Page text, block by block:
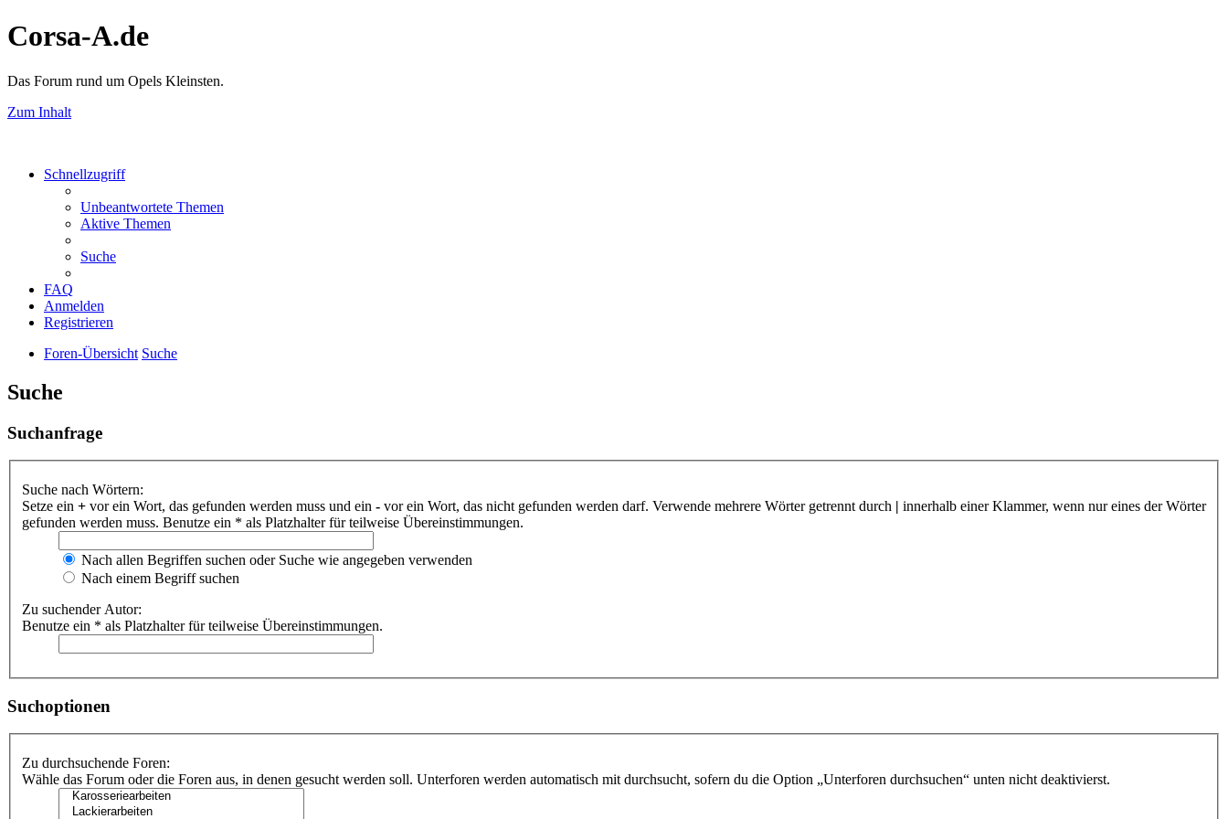
Corsa-A.de
Das Forum rund um Opels Kleinsten.
Zum Inhalt
Schnellzugriff
Unbeantwortete Themen
Aktive Themen
Suche
FAQ
Anmelden
Registrieren
Foren-Übersicht Suche
Suche
Suchanfrage
Suche nach Wörtern:
Setze ein + vor ein Wort, das gefunden werden muss und ein - vor ein Wort, das nicht gefunden werden darf. Verwende mehrere Wörter getrennt durch | innerhalb einer Klammer, wenn nur eines der Wörter
gefunden werden muss. Benutze ein * als Platzhalter für teilweise Übereinstimmungen.
Nach allen Begriffen suchen oder Suche wie angegeben verwenden
Nach einem Begriff suchen
Zu suchender Autor:
Benutze ein * als Platzhalter für teilweise Übereinstimmungen.
Suchoptionen
Zu durchsuchende Foren:
Wähle das Forum oder die Foren aus, in denen gesucht werden soll. Unterforen werden automatisch mit durchsucht, sofern du die Option „Unterforen durchsuchen“ unten nicht deaktivierst.